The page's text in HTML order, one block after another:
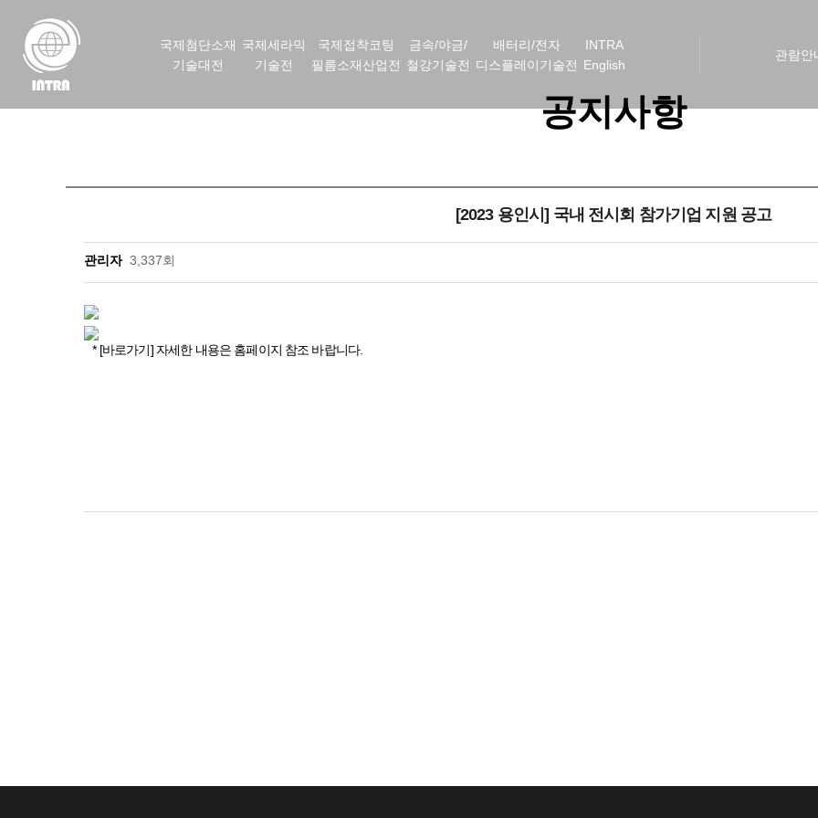
국제첨단소재
기술대전
국제세라믹
기술전
국제접착코팅
필름소재산업전
금속/야금/
철강기술전
배터리/전자
디스플레이기술전
INTRA
English
관람안
공지사항
[2023 용인시] 국내 전시회 참가기업 지원 공고
관리자 3,337회
* [바로가기] 자세한 내용은 홈페이지 참조 바랍니다.